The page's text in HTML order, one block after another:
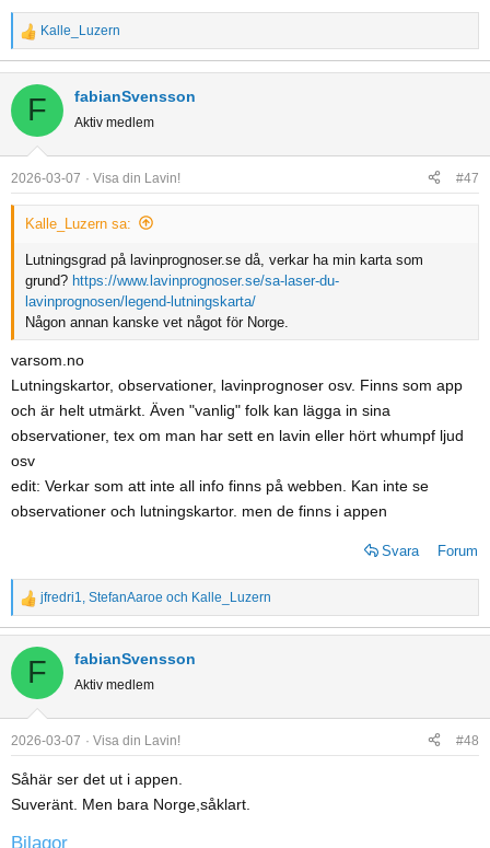
R
e
a
t
o
n
Kalle_Luzern
F fabianSvensson
Aktiv medlem
2026-03-07 Visa din Lavin! #47
Kalle_Luzern sa:
Lutningsgrad på lavinprognoser.se då, verkar ha min karta som
grund? https://www.lavinprognoser.se/sa-laser-du-
lavinprognosen/legend-lutningskarta/
Någon annan kanske vet något för Norge.
varsom.no
Lutningskartor, observationer, lavinprognoser osv. Finns som app
och är helt utmärkt. Även "vanlig" folk kan lägga in sina
observationer, tex om man har sett en lavin eller hört whumpf ljud
osv
edit: Verkar som att inte all info finns på webben. Kan inte se
observationer och lutningskartor. men de finns i appen
Svara Forum
R
e
a
t
i
o
n
s
:
jfredri1 StefanAaroe och Kalle_Luzern
F fabianSvensson
Aktiv medlem
2026-03-07 Visa din Lavin! #48
Såhär ser det ut i appen.
Suveränt. Men bara Norge,såklart.
Bilagor